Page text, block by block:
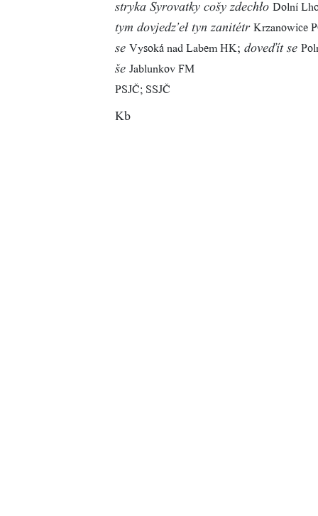
stryka Syrovatky cošy zdechło Dolní
tym dovjedz’eł tyn zanitétr Krzanowice
se Vysoká nad Labem HK; doveďít se
še Jablunkov FM
PSJČ; SSJČ
Kb